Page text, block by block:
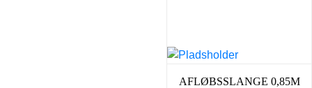
AFLØBSSLANGE 0,85M